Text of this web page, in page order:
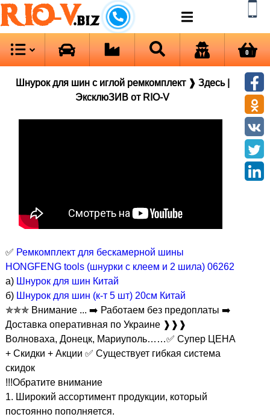
RIO-V.biz
0
Шнурок для шин с иглой ремкомплект ❱ Здесь |
ЭксклюЗИВ от RIO-V
✅ Ремкомплект для бескамерной шины
HONGFENG tools (шнурки с клеем и 2 шила) 06262
а) Шнурок для шин Китай
б) Шнурок для шин (к-т 5 шт) 20см Китай
✯✯✯ Внимание ... ➡️ Работаем без предоплаты ➡️
Доставка оперативная по Украине ❱❱❱
Волноваха, Донецк, Мариуполь……✅ Супер ЦЕНА
+ Скидки + Акции ✅ Существует гибкая система
скидок
!!!Обратите внимание
1. Широкий ассортимент продукции, который
постоянно пополняется.